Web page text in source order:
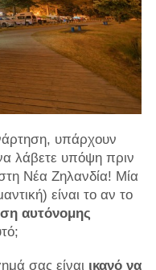
υπάρχουν
λάβετε υπόψη πριν
στη Νέα Ζηλανδία! Μία
είναι το αν το
αυτόνομης
σας είναι ικανό να